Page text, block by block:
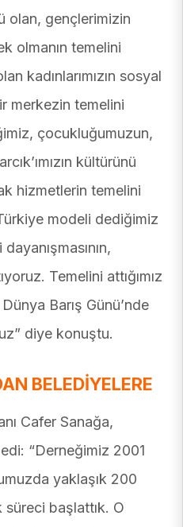
olan, gençlerimizin
olmanın temelini
kadınlarımızın sosyal
merkezin temelini
çocukluğumuzun,
kültürünü
hizmetlerin temelini
modeli dediğimiz
Temelini attığımız
Barış Günü’nde
diye konuştu.
BELEDİYELERE
Cafer Sanağa,
“Derneğimiz 2001
yaklaşık 200
başlattık. O